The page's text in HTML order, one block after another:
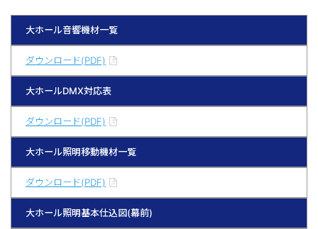
大ホール音響機材一覧
ダウンロード(PDF)
大ホールDMX対応表
ダウンロード(PDF)
大ホール照明移動機材一覧
ダウンロード(PDF)
大ホール照明基本仕込図(幕前)